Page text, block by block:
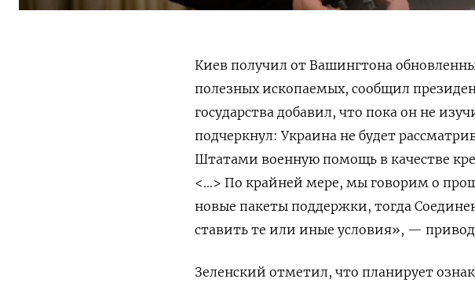
Киев получил от Вашингтона
полезных ископаемых, сообщил
государства добавил, что пока он не
подчеркнул: Украина не будет
Штатами военную помощь в качестве
<…> По крайней мере, мы говорим о
новые пакеты поддержки, тогда
ставить те или иные условия», —
Зеленский отметил, что планирует